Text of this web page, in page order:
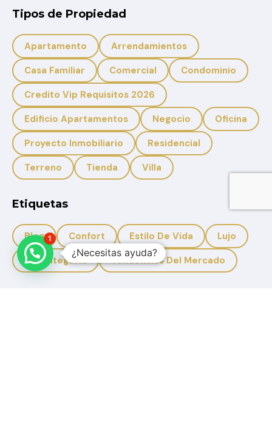
Tipos de Propiedad
Apartamento
Arrendamientos
Casa Familiar
Comercial
Condominio
Credito Vip Requisitos 2026
Edificio Apartamentos
Negocio
Oficina
Proyecto Inmobiliario
Residencial
Terreno
Tienda Villa
Etiquetas
Blog Confort Estilo De Vida
Lujo
Sin Categoria
Tendencias Del Mercado
¿Necesitas ayuda?
1